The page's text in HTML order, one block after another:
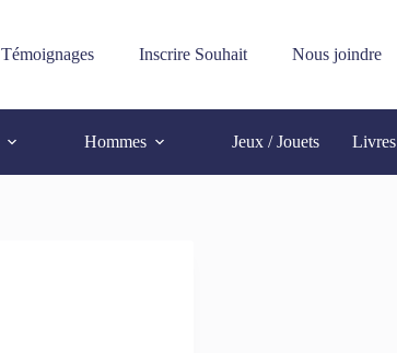
Témoignages Inscrire Souhait Nous joindre
Hommes Jeux / Jouets Livres